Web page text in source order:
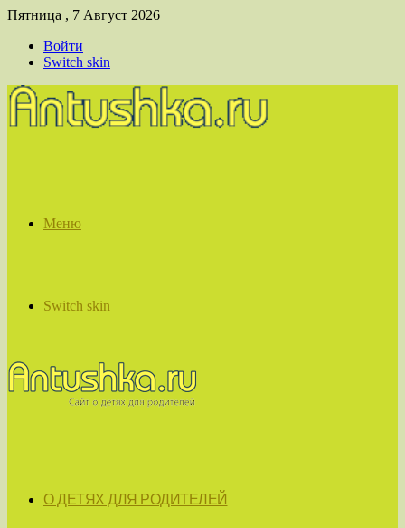
Пятница , 7 Август 2026
Войти
Switch skin
Меню
Switch skin
О ДЕТЯХ ДЛЯ РОДИТЕЛЕЙ